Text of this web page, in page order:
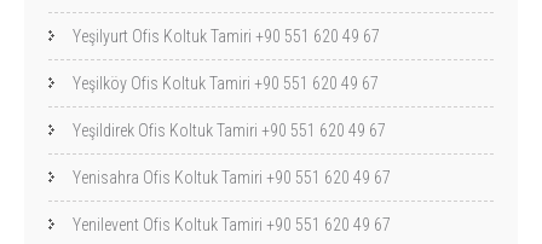
Yeşilyurt Ofis Koltuk Tamiri +90 551 620 49 67
Yeşilköy Ofis Koltuk Tamiri +90 551 620 49 67
Yeşildirek Ofis Koltuk Tamiri +90 551 620 49 67
Yenisahra Ofis Koltuk Tamiri +90 551 620 49 67
Yenilevent Ofis Koltuk Tamiri +90 551 620 49 67